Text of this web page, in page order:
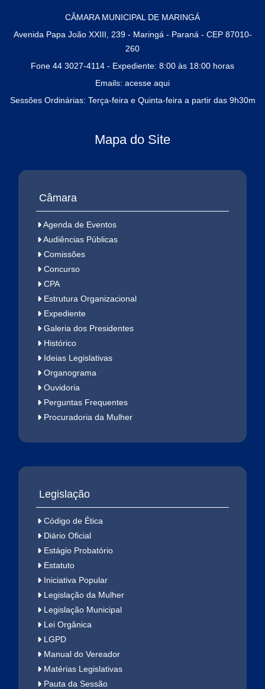
CÂMARA MUNICIPAL DE MARINGÁ
Avenida Papa João XXIII, 239 - Maringá - Paraná - CEP 87010-
260
Fone 44 3027-4114 - Expediente: 8:00 às 18:00 horas
Emails: acesse aqui
Sessões Ordinárias: Terça-feira e Quinta-feira a partir das 9h30m
Mapa do Site
Câmara
Agenda de Eventos
Audiências Públicas
Comissões
Concurso
CPA
Estrutura Organizacional
Expediente
Galeria dos Presidentes
Histórico
Ideias Legislativas
Organograma
Ouvidoria
Perguntas Frequentes
Procuradoria da Mulher
Legislação
Código de Ética
Diário Oficial
Estágio Probatório
Estatuto
Iniciativa Popular
Legislação da Mulher
Legislação Municipal
Lei Orgânica
LGPD
Manual do Vereador
Matérias Legislativas
Pauta da Sessão